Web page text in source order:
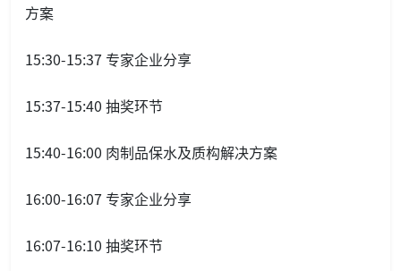
方案
15:30-15:37 专家企业分享
15:37-15:40 抽奖环节
15:40-16:00 肉制品保水及质构解决方案
16:00-16:07 专家企业分享
16:07-16:10 抽奖环节